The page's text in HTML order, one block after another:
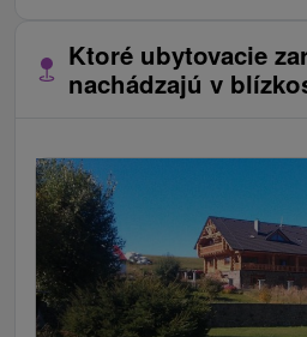
Ktoré ubytovacie
nachádzajú v